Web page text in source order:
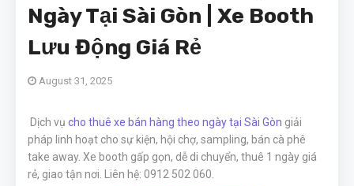
Ngày Tại Sài Gòn | Xe Booth
Lưu Động Giá Rẻ
August 31, 2025
Dịch vụ cho thuê xe bán hàng theo ngày tại Sài Gòn giải
pháp linh hoạt cho sự kiện, hội chợ, sampling, bán cà phê
take away. Xe booth gấp gọn, dễ di chuyển, thuê 1 ngày giá
rẻ, giao tận nơi. Liên hệ: 0912 502 060.